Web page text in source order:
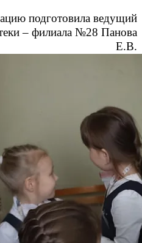
подготовила ведущий
– филиала №28 Панова
Е.В.